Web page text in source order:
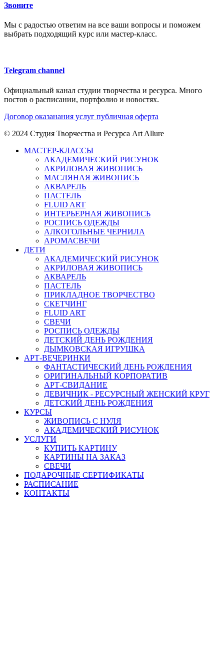
Звоните
Мы с радостью ответим на все ваши вопросы и поможем
выбрать подходящий курс или мастер-класс.
Telegram channel
Официальный канал студии творчества и ресурса. Много
постов о расписании, портфолио и новостях.
Договор оказанания услуг публичная оферта
© 2024 Cтудия Творчества и Ресурса Art Allure
МАСТЕР-КЛАССЫ
АКАДЕМИЧЕСКИЙ РИСУНОК
АКРИЛОВАЯ ЖИВОПИСЬ
МАСЛЯНАЯ ЖИВОПИСЬ
АКВАРЕЛЬ
ПАСТЕЛЬ
FLUID ART
ИНТЕРЬЕРНАЯ ЖИВОПИСЬ
РОСПИСЬ ОДЕЖДЫ
АЛКОГОЛЬНЫЕ ЧЕРНИЛА
АРОМАСВЕЧИ
ДЕТИ
АКАДЕМИЧЕСКИЙ РИСУНОК
АКРИЛОВАЯ ЖИВОПИСЬ
АКВАРЕЛЬ
ПАСТЕЛЬ
ПРИКЛАДНОЕ ТВОРЧЕСТВО
СКЕТЧИНГ
FLUID ART
СВЕЧИ
РОСПИСЬ ОДЕЖДЫ
ДЕТСКИЙ ДЕНЬ РОЖДЕНИЯ
ДЫМКОВСКАЯ ИГРУШКА
АРТ-ВЕЧЕРИНКИ
ФАНТАСТИЧЕСКИЙ ДЕНЬ РОЖДЕНИЯ
ОРИГИНАЛЬНЫЙ КОРПОРАТИВ
АРТ-СВИДАНИЕ
ДЕВИЧНИК - РЕСУРСНЫЙ ЖЕНСКИЙ КРУГ
ДЕТСКИЙ ДЕНЬ РОЖДЕНИЯ
КУРСЫ
ЖИВОПИСЬ С НУЛЯ
АКАДЕМИЧЕСКИЙ РИСУНОК
УСЛУГИ
КУПИТЬ КАРТИНУ
КАРТИНЫ НА ЗАКАЗ
СВЕЧИ
ПОДАРОЧНЫЕ СЕРТИФИКАТЫ
РАСПИСАНИЕ
КОНТАКТЫ